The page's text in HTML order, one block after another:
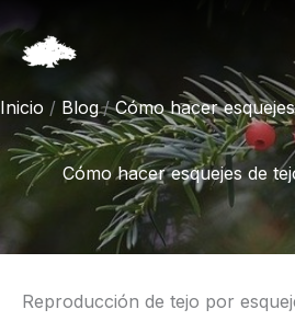
contenido
Inicio Blog Cómo hacer
Cómo hacer esquejes de
Reproducción de tejo por